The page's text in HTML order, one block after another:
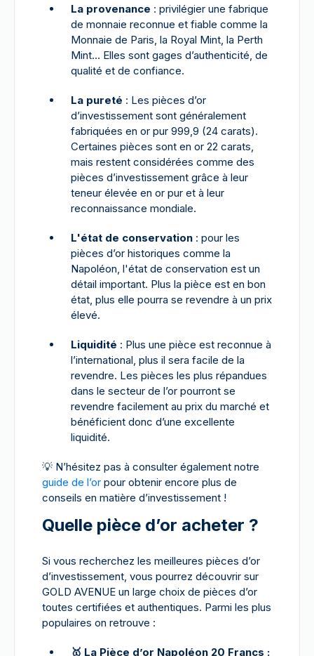
La provenance : privilégier une fabrique
de monnaie reconnue et fiable comme la
Monnaie de Paris, la Royal Mint, la Perth
Mint… Elles sont gages d’authenticité, de
qualité et de confiance.
La pureté : Les pièces d’or
d’investissement sont généralement
fabriquées en or pur 999,9 (24 carats).
Certaines pièces sont en or 22 carats,
mais restent considérées comme des
pièces d’investissement grâce à leur
teneur élevée en or pur et à leur
reconnaissance mondiale.
L'état de conservation : pour les
pièces d’or historiques comme la
Napoléon, l'état de conservation est un
détail important. Plus la pièce est en bon
état, plus elle pourra se revendre à un prix
élevé.
Liquidité : Plus une pièce est reconnue à
l’international, plus il sera facile de la
revendre. Les pièces les plus répandues
dans le secteur de l’or pourront se
revendre facilement au prix du marché et
bénéficient donc d’une excellente
liquidité.
💡 N’hésitez pas à consulter également notre
guide de l’or pour obtenir encore plus de
conseils en matière d’investissement !
Quelle pièce d’or acheter ?
Si vous recherchez les meilleures pièces d’or
d’investissement, vous pourrez découvrir sur
GOLD AVENUE un large choix de pièces d’or
toutes certifiées et authentiques. Parmi les plus
populaires on retrouve :
🥇 La Pièce d’or Napoléon 20 Francs :